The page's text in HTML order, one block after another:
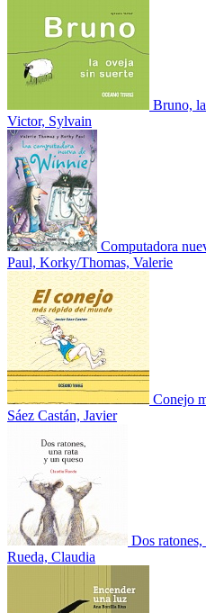
Bruno,
Victor, Sylvain
Computadora
Paul, Korky/Thomas, Valerie
Conejo
Sáez Castán, Javier
Dos
Rueda, Claudia